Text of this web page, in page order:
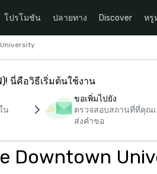
โปรโมชัน ปลายทาง Discover หรู
นี่คือวิธีเริ่มต้นใช้งาน
น
ขอเพิ่มไปยัง
ตรวจสอบสถานที่ที่คุณเ
ส่งคำขอ
Downtown